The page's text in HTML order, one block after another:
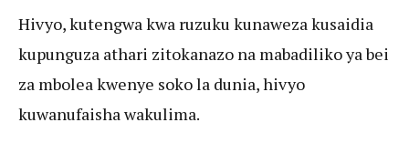
Hivyo, kutengwa kwa ruzuku kunaweza kusaidia
kupunguza athari zitokanazo na mabadiliko ya bei
za mbolea kwenye soko la dunia, hivyo
kuwanufaisha wakulima.